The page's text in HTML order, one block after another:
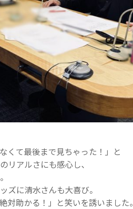
くて最後まで見ちゃった！」と
リアルさにも感心し、
ズに清水さんも大喜び。
助かる！」と笑いを誘いました。